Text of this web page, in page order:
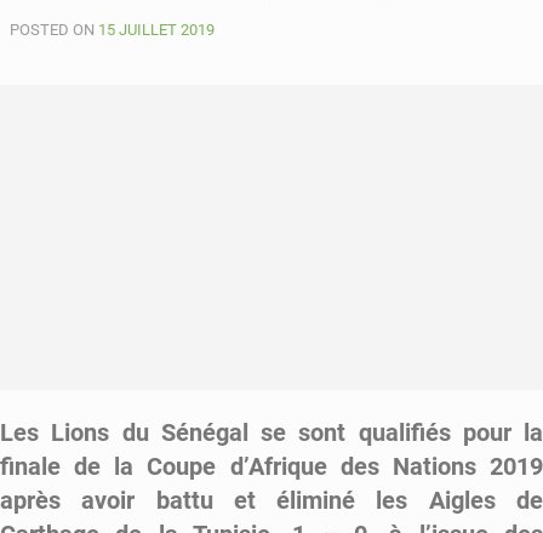
en
POSTED ON 15 JUILLET 2019
Les Lions du Sénégal se sont qualifiés pour la
finale de la Coupe d’Afrique des Nations 2019
après avoir battu et éliminé les Aigles de